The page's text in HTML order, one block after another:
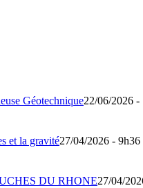
Géotechnique22/06/2026 -
et la gravité27/04/2026 - 9h36
DU RHONE27/04/